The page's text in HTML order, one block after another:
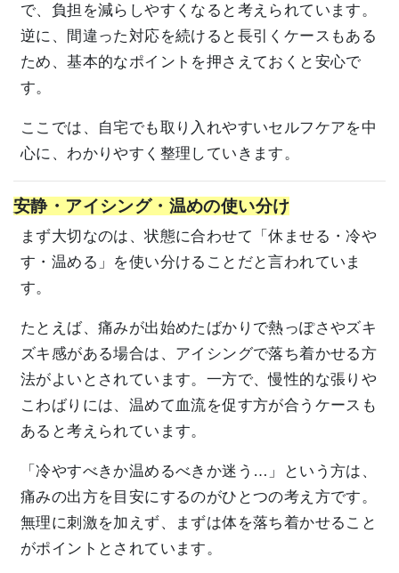
で、負担を減らしやすくなると考えられています。
逆に、間違った対応を続けると長引くケースもある
ため、基本的なポイントを押さえておくと安心で
す。
ここでは、自宅でも取り入れやすいセルフケアを中
心に、わかりやすく整理していきます。
安静・アイシング・温めの使い分け
まず大切なのは、状態に合わせて「休ませる・冷や
す・温める」を使い分けることだと言われていま
す。
たとえば、痛みが出始めたばかりで熱っぽさやズキ
ズキ感がある場合は、アイシングで落ち着かせる方
法がよいとされています。一方で、慢性的な張りや
こわばりには、温めて血流を促す方が合うケースも
あると考えられています。
「冷やすべきか温めるべきか迷う…」という方は、
痛みの出方を目安にするのがひとつの考え方です。
無理に刺激を加えず、まずは体を落ち着かせること
がポイントとされています。